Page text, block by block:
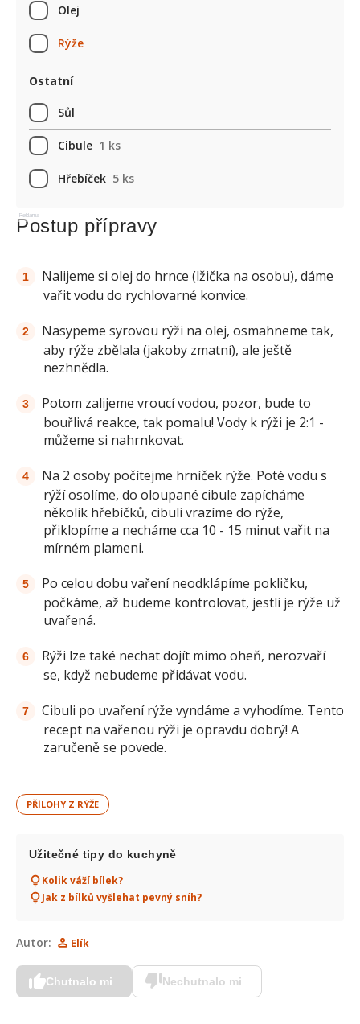
Olej
Rýže
Ostatní
Sůl
Cibule 1 ks
Hřebíček 5 ks
Reklama
Postup přípravy
Nalijeme si olej do hrnce (lžička na osobu), dáme
vařit vodu do rychlovarné konvice.
Nasypeme syrovou rýži na olej, osmahneme tak,
aby rýže zbělala (jakoby zmatní), ale ještě
nezhnědla.
Potom zalijeme vroucí vodou, pozor, bude to
bouřlivá reakce, tak pomalu! Vody k rýži je 2:1 -
můžeme si nahrnkovat.
Na 2 osoby počítejme hrníček rýže. Poté vodu s
rýží osolíme, do oloupané cibule zapícháme
několik hřebíčků, cibuli vrazíme do rýže,
přiklopíme a necháme cca 10 - 15 minut vařit na
mírném plameni.
Po celou dobu vaření neodklápíme pokličku,
počkáme, až budeme kontrolovat, jestli je rýže už
uvařená.
Rýži lze také nechat dojít mimo oheň, nerozvaří
se, když nebudeme přidávat vodu.
Cibuli po uvaření rýže vyndáme a vyhodíme. Tento
recept na vařenou rýži je opravdu dobrý! A
zaručeně se povede.
PŘÍLOHY Z RÝŽE
Užitečné tipy do kuchyně
Kolik váží bílek?
Jak z bílků vyšlehat pevný sníh?
Autor: Elík
Chutnalo mi Nechutnalo mi